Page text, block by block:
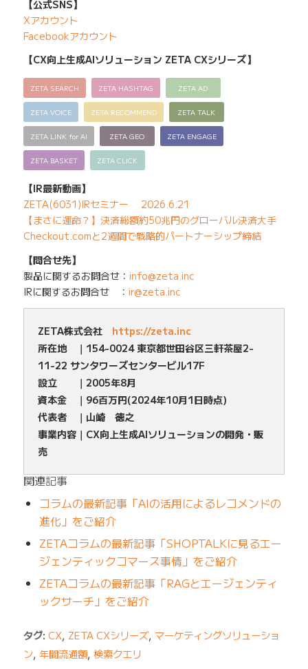
【公式SNS】
Xアカウント
Facebookアカウント
【CX向上生成AIソリューション ZETA CXシリーズ】
ZETA SEARCH ZETA HASHTAG ZETA AD
ZETA VOICE ZETA RECOMMEND ZETA TALK
ZETA LINK for AI ZETA GEO ZETA ENGAGE
ZETA BASKET ZETA CLICK
【IR最新動画】
ZETA(6031)IRセミナー 2026.6.21
【まさに運命？】決済総額約50兆円のグローバル決済大手
Checkout.comと2週間で戦略的パートナーシップ締結
【問合せ先】
製品に関するお問合せ： info@zeta.inc
IRに関するお問合せ ： ir@zeta.inc
ZETA株式会社 https://zeta.inc
所在地 ｜154-0024 東京都世田谷区三軒茶屋2-
11-22 サンタワーズセンタービル17F
設立 ｜2005年8月
資本金 ｜96百万円(2024年10月1日時点)
代表者 ｜山崎 徳之
事業内容｜CX向上生成AIソリューションの開発・販
売
関連記事
コラムの最新記事「AIの活用によるレコメンドの
進化」をご紹介
ZETAコラムの最新記事「SHOPTALKに見るエー
ジェンティックコマース事情」をご紹介
ZETAコラムの最新記事「RAGとエージェンティ
ックサーチ」をご紹介
タグ: CX, ZETA CXシリーズ, マーケティングソリューショ
ン, 年間流通額, 検索クエリ